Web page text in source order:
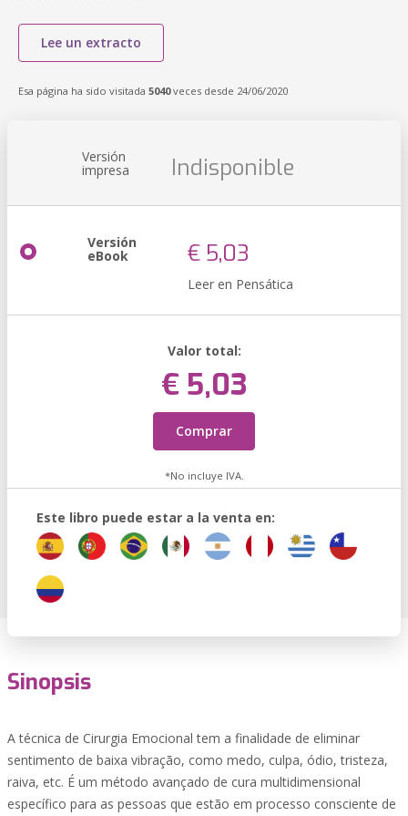
Lee un extracto
Esa página ha sido visitada 5040veces desde 24/06/2020
Versión
impresa Indisponible
Versión
eBook € 5,03
Leer en Pensática
Valor total:
€ 5,03
Comprar
*No incluye IVA.
Este libro puede estar a la venta en:
Sinopsis
A técnica de Cirurgia Emocional tem a finalidade de eliminar
sentimento de baixa vibração, como medo, culpa, ódio, tristeza,
raiva, etc. É um método avançado de cura multidimensional
específico para as pessoas que estão em processo consciente de